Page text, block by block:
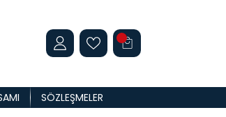
SÖZLEŞMELER